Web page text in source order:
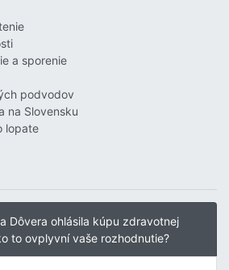
a sporenie
podvodov
na Slovensku
lopate
Dôvera ohlásila kúpu zdravotnej
to ovplyvní vaše rozhodnutie?